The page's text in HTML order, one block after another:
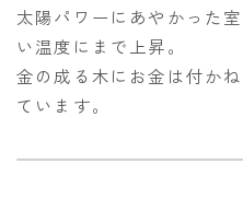
太陽パワーにあやかった
い温度にまで上昇。
金の成る木にお金は付か
ています。